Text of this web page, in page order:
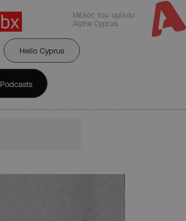
Μέλος του ομίλου
Alpha Cyprus
Hello Cyprus
Podcasts